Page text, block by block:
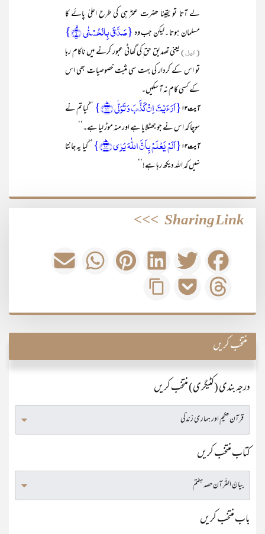
لے آتا تو یقینا حضرت عمرؓ ہی کی طرح اعلیٰ پائے کا
مسلمان ہوتا ۔لیکن جب وہ{صَدَّقَ بِالۡحُسۡنٰی ۙ﴿۶﴾}
(الیل)یعنی تصدیق حق ِکی گھاٹی عبور کرنے میں ناکام رہا
تو اس کے کردار کی بہت سی مثبت خصوصیات بھی اس
کے کسی کام نہ آ سکیں۔
آیت ۱۳ {اَرَءَیۡتَ اِنۡ کَذَّبَ وَ تَوَلّٰی ﴿ؕ۱۳﴾}
’’کیا تم نے
سوچا کہ اس نے جو جھٹلایا ہے اور منہ موڑ لیا ہے۔‘‘
آیت۱۴ {اَلَمۡ یَعۡلَمۡ بِاَنَّ اللّٰہَ یَرٰی ﴿ؕ۱۴﴾}
’’کیا یہ جانتا
نہیں کہ اللہ دیکھ رہا ہے!‘‘
Sharing Link
>>>
منتخب کریں
درجہ بندی (کٹیگری) منتخب کریں
کتاب منتخب کریں
باب منتخب کریں